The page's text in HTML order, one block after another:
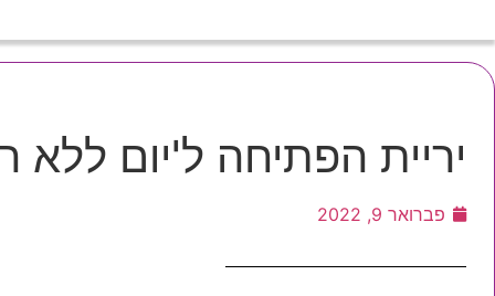
יריית הפתיחה ל'יום ללא
פברואר 9, 2022